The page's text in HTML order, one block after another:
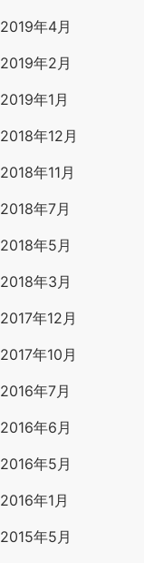
2019年4月
2019年2月
2019年1月
2018年12月
2018年11月
2018年7月
2018年5月
2018年3月
2017年12月
2017年10月
2016年7月
2016年6月
2016年5月
2016年1月
2015年5月